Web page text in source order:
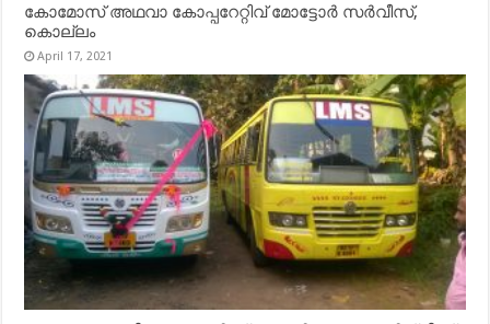
കോമോസ് അഥവാ കോപ്പറേറ്റിവ് മോട്ടോര്‍ സര്‍വീസ്,
കൊല്ലം
April 17, 2021